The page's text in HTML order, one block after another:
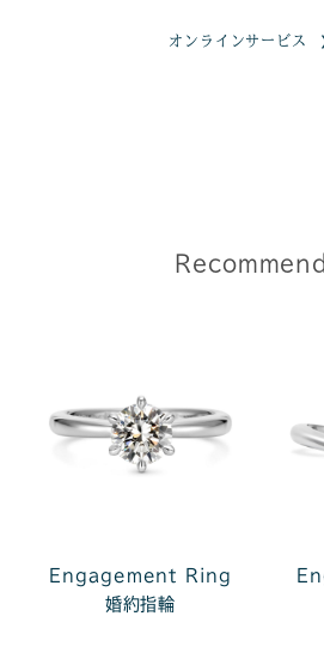
オンラインサービス
Engagement Ring
婚約指輪